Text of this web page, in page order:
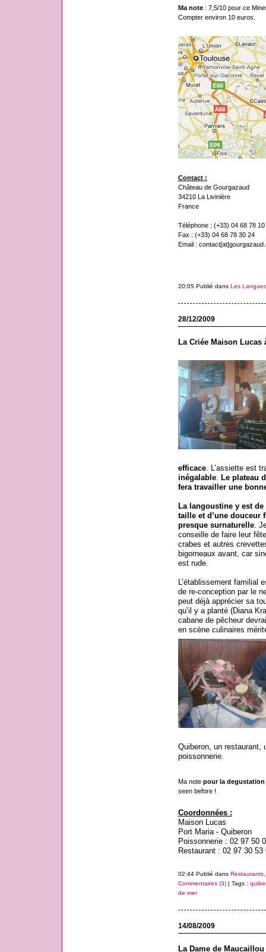
Ma note: 7,5/10 pour ce
Compter environ 10 euros.
Contact :
Château de Gourgazaud
34210 La Livinière
France
Téléphone : (+33) 04 68 78 10
Fax : (+33) 04 68 78 30 24
Email :
20:05 Publié dans Les
28/12/2009
La Criée Maison Lucas
efficace. L’assiette est
inégalable. Le plateau
fera travailler une
La langoustine y est de
taille et d’une douceur
presque surnaturelle.
conseille de faire leur
crabes et autres
bigorneaux avant, car
est rude.
L’établissement familial
de re-conception par le
peut déjà apprécier sa
qu’il y a planté (Diana
cabane de pêcheur
en scène culinaires
Quiberon, un restaurant,
poissonnerie.
Ma note pour la degustation
seen before !
Coordonnées :
Maison Lucas
Port Maria - Quiberon
Poissonnerie : 02 97 50
Restaurant : 02 97 30 53
02:44 Publié dans Restaurants
Commentaires (3)| Tags :
de mer
14/08/2009
La Dame de Maucaillou